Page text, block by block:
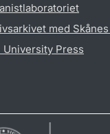
med
University Press